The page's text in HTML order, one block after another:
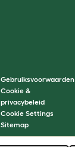
Gebruiksvoorwaarden
Cookie &
privacybeleid
Cookie Settings
Sitemap